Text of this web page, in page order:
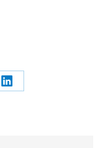
Share